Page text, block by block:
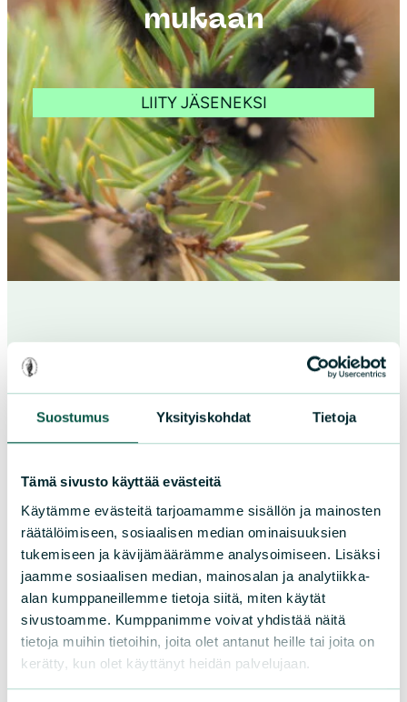
Suostumus Yksityiskohdat Tietoja
Tämä sivusto käyttää evästeitä
Käytämme evästeitä tarjoamamme sisällön ja mainosten
räätälöimiseen, sosiaalisen median ominaisuuksien
tukemiseen ja kävijämäärämme analysoimiseen. Lisäksi
jaamme sosiaalisen median, mainosalan ja analytiikka-
alan kumppaneillemme tietoja siitä, miten käytät
sivustoamme. Kumppanimme voivat yhdistää näitä
tietoja muihin tietoihin, joita olet antanut heille tai joita on
kerätty, kun olet käyttänyt heidän palvelujaan.
mukaan
LIITY JÄSENEKSI
Suomen luonnonsuojeluliiton Uudenmaan piiri
Hyvinkään ympäristönsuojeluyhdistys
ry
hyvinkaa@sll.fi
Parantolankatu 30 A23, 05800 Hyvinkää
Lisää yhteystietoja
Facebook